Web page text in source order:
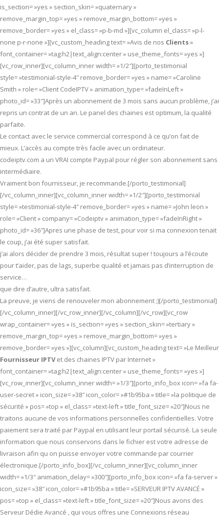
is_section= »yes » section_skin= »quaternary »
remove_margin_top= »yes » remove_margin_bottom= »yes »
remove_border= »yes » el_class= »p-b-md »][vc_column el_class= »p-l-
none p-r-none »][vc_custom_heading text= »Avis de nos Clients»
font_container= »tag:h2|text_align:center » use_theme_fonts= »yes »]
[vc_row_inner][vc_column_inner width= »1/2″][porto_testimonial
style= »testimonial-style-4″ remove_border= »yes » name= »Caroline
Smith » role= »Client CodeIPTV » animation_type= »fadeInLeft »
photo_id= »33″]Après un abonnement de 3 mois sans aucun problème, j’ai
repris un contrat de un an. Le panel des chaines est optimum, la qualité
parfaite.
Le contact avec le service commercial correspond à ce qu’on fait de
mieux. L’accès au compte très facile avec un ordinateur.
codeiptv.com a un VRAI compte Paypal pour régler son abonnement sans
intermédiaire.
Vraiment bon fournisseur, je recommande.[/porto_testimonial]
[/vc_column_inner][vc_column_inner width= »1/2″][porto_testimonial
style= »testimonial-style-4″ remove_border= »yes » name= »John leon »
role= »Client » company= »Codeiptv » animation_type= »fadeInRight »
photo_id= »36″]Apres une phase de test, pour voir si ma connexion tenait
le coup, j’ai été super satisfait.
j’ai alors décider de prendre 3 mois, résultat super ! toujours a l’écoute
pour t’aider, pas de lags, superbe qualité et jamais pas d’interruption de
service…
que dire d’autre, ultra satisfait.
La preuve, je viens de renouveler mon abonnement ;)[/porto_testimonial]
[/vc_column_inner][/vc_row_inner][/vc_column][/vc_row][vc_row
wrap_container= »yes » is_section= »yes » section_skin= »tertiary »
remove_margin_top= »yes » remove_margin_bottom= »yes »
remove_border= »yes »][vc_column][vc_custom_heading text= »Le Meilleur
Fournisseur IPTVet des chaines IPTV par Internet »
font_container= »tag:h2|text_align:center » use_theme_fonts= »yes »]
[vc_row_inner][vc_column_inner width= »1/3″][porto_info_box icon= »fa fa-
user-secret » icon_size= »38″ icon_color= »#1b95ba » title= »la politique de
sécurité » pos= »top » el_class= »text-left » title_font_size= »20″]Nous ne
traitons aucune de vos informations personnelles confidentielles. Votre
paiement sera traité par Paypal en utilisant leur portail sécurisé. La seule
information que nous conservons dans le fichier est votre adresse de
livraison afin qu on puisse envoyer votre commande par courrier
électronique.[/porto_info_box][/vc_column_inner][vc_column_inner
width= »1/3″ animation_delay= »300″][porto_info_box icon= »fa fa-server »
icon_size= »38″ icon_color= »#1b95ba » title= »SERVEUR IPTV AVANCÉ »
pos= »top » el_class= »text-left » title_font_size= »20″]Nous avons des
Serveur Dédie Avancé , qui vous offres une Connexions réseau